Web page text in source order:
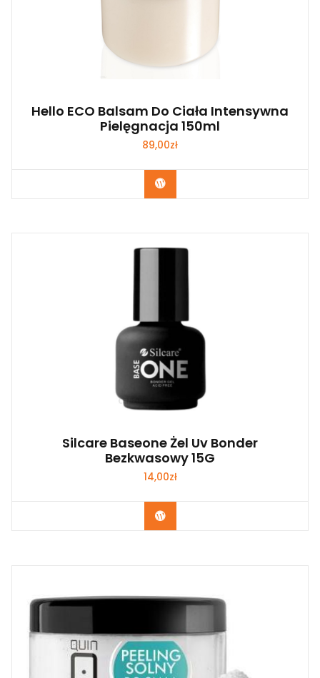
Hello ECO Balsam Do Ciała Intensywna
Pielęgnacja 150ml
89,00zł
Zobacz
Silcare Baseone Żel Uv Bonder
Bezkwasowy 15G
14,00zł
Zobacz